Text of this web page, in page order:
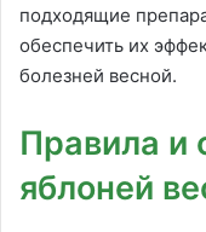
подходящие
обеспечить их
болезней весной.
Правила и
яблоней